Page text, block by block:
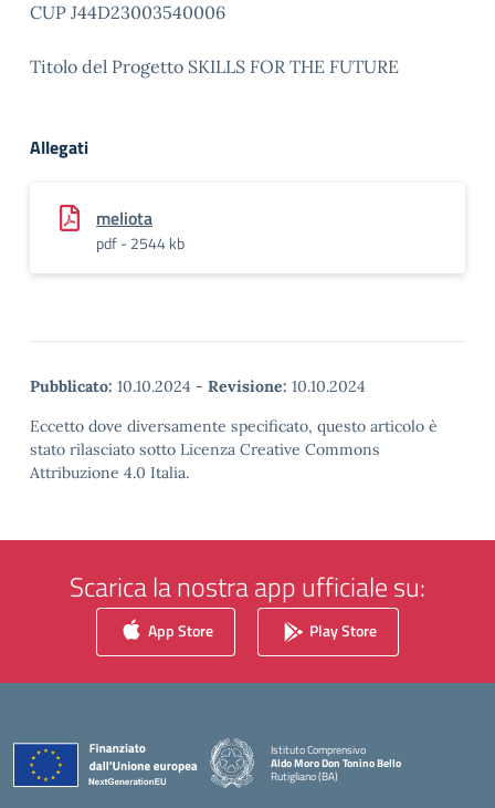
CUP J44D23003540006
Titolo del Progetto SKILLS FOR THE FUTURE
Allegati
meliota
pdf - 2544 kb
Pubblicato: 10.10.2024 - Revisione: 10.10.2024
Eccetto dove diversamente specificato, questo articolo è
stato rilasciato sotto Licenza Creative Commons
Attribuzione 4.0 Italia.
Scarica la nostra app ufficiale su:
App Store Play Store
Istituto Comprensivo
Aldo Moro Don Tonino Bello
Rutigliano (BA)
— Visita la pagina iniziale della scuola